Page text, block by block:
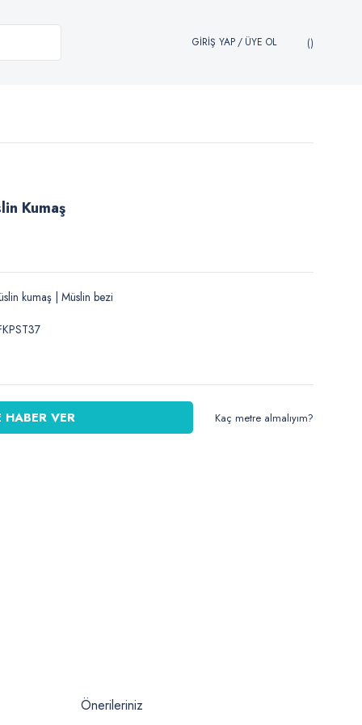
GİRİŞ YAP/ ÜYE OL
Kumaş
kumaş | Müslin bezi
HABER VER Kaç metre almalıyım?
Önerileriniz